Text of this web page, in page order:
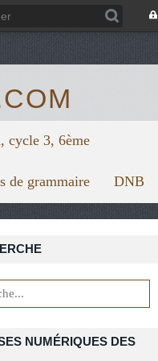
cycle 3, 6ème
de grammaire DNB
,PROGRAMME DE 3ÈME
NUMÉRIQUES DES